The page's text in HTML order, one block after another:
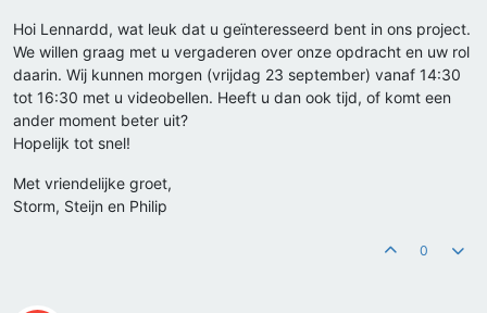
Hoi Lennardd, wat leuk dat u geïnteresseerd bent in ons project.
We willen graag met u vergaderen over onze opdracht en uw rol
daarin. Wij kunnen morgen (vrijdag 23 september) vanaf 14:30
tot 16:30 met u videobellen. Heeft u dan ook tijd, of komt een
ander moment beter uit?
Hopelijk tot snel!
Met vriendelijke groet,
Storm, Steijn en Philip
0